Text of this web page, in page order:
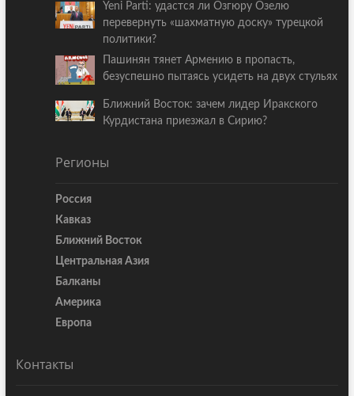
Yeni Parti: удастся ли Озгюру Озелю
перевернуть «шахматную доску» турецкой
политики?
Пашинян тянет Армению в пропасть,
безуспешно пытаясь усидеть на двух стульях
Ближний Восток: зачем лидер Иракского
Курдистана приезжал в Сирию?
Регионы
Россия
Кавказ
Ближний Восток
Центральная Азия
Балканы
Америка
Европа
Контакты